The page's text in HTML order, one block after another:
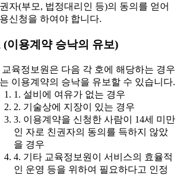
자(부모, 법정대리인 등)의 동의를 얻어
신청을 하여야 합니다.
(이용계약 승낙의 유보)
육정보원은 다음 각 호에 해당하는 경우
이용계약의 승낙을 유보할 수 있습니다.
1. 설비에 여유가 없는 경우
2. 기술상에 지장이 있는 경우
3. 이용계약을 신청한 사람이 14세 미만
인 자로 친권자의 동의를 득하지 않았
을 경우
4. 기타 교육정보원이 서비스의 효율적
인 운영 등을 위하여 필요하다고 인정